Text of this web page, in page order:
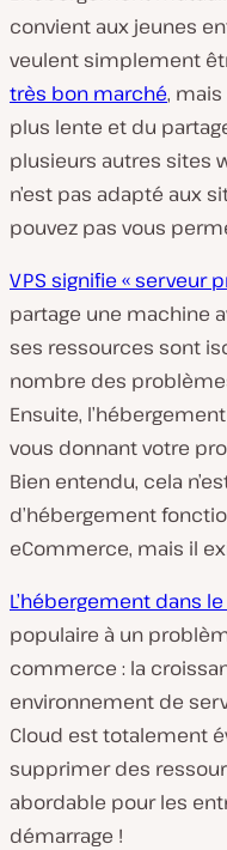
convient aux jeunes
veulent simplement
très bon marché, mais
plus lente et du
plusieurs autres sites
n’est pas adapté aux
pouvez pas vous
VPS signifie « serveur
partage une machine
ses ressources sont
nombre des
Ensuite,
vous donnant votre
Bien entendu, cela
d’hébergement
eCommerce, mais il
L’hébergement dans
populaire à un
commerce : la
environnement de
Cloud est totalement
supprimer des
abordable pour les
démarrage !